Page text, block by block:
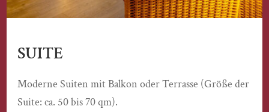
SUITE
Moderne Suiten mit Balkon oder Terrasse (Größe der
Suite: ca. 50 bis 70 qm).